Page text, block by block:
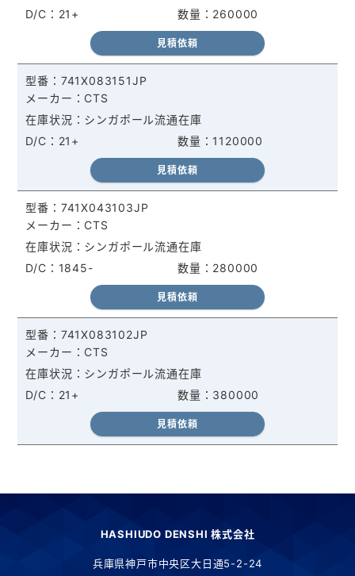
260000
21+
見積依頼
741X083151JP
CTS
1120000
シンガポール流通在庫
21+
見積依頼
741X043103JP
CTS
280000
シンガポール流通在庫
1845-
見積依頼
741X083102JP
CTS
380000
シンガポール流通在庫
21+
見積依頼
HASHIUDO DENSHI 株式会社
兵庫県神戸市中央区大日通5-2-24